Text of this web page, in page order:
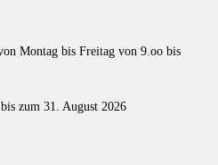
Montag bis Freitag von 9.oo bis
zum 31. August 2026